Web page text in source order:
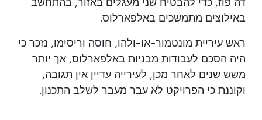
באילוצים מתמשכים באלפארלוס.
ראש עיריית מונטמור-או-ולהו, חוסה וריסימו, נזכר כי
היה הסכם לעבודות מבניות באלפארלוס, אך יותר
משש שנים לאחר מכן, לעירייה עדיין אין תגובה,
וקוננת כי הפרויקט לא עבר מעבר לשלב התכנון.